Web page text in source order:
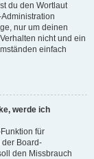
du den Wortlaut
nur um deinen
nicht und ein
einfach
werde ich
für
der Board-
den Missbrauch